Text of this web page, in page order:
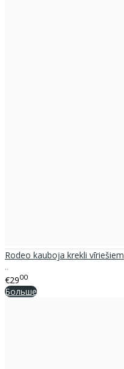
Rodeo kauboja krekli vīriešiem
..
€2900
Больше